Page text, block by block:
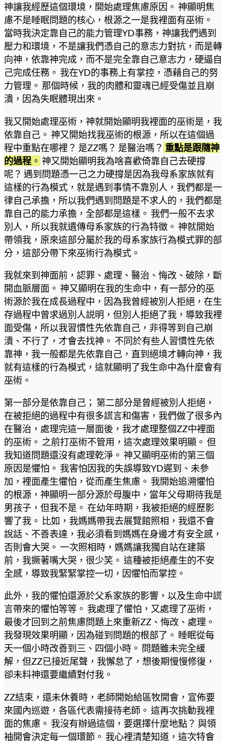
神讓我經歷這個環境，開始處理焦慮原因。 神顯明焦
慮不是睡眠問題的核心，根源之一是我裡面有巫術。
當時我決定靠自己的能力管理YD事務，神讓我們遇到
壓力和環境，不是讓我們憑自己的意志力對抗，而是轉
向神，依靠神完成，而不是完全靠自己意志力，硬逼自
己完成任務。 我在YD的事務上有掌控，憑藉自己的努
力管理。 那個時候，我的肉體和靈魂已經受傷並且崩
潰，因為失眠體現出來。
我又開始處理巫術，神就開始顯明我裡面的巫術是，我
依靠自己。 神又開始找我巫術的根源，所以在這個過
程中重點在哪裡？ 是ZZ嗎？ 是醫治嗎？ 重點是跟隨神
的過程 。 神又開始顯明我為啥喜歡倚靠自己去硬撐
呢？ 遇到問題憑一己之力硬撐是因為我母系家族就有
這樣的行為模式，就是遇到事情不靠別人，我們都是一
律自己承擔，所以我們遇到問題是不求人的，我們都是
靠自己的能力承擔，全部都是這樣。 我們一般不去求
別人，所以我就遺傳母系家族的行為特徵。 神就開始
帶領我，原來這部分屬於我的母系家族行為模式罪的部
分，這部分帶下來巫術行為模式。
我就來到神面前，認罪、處理、醫治、悔改、破除，斷
開血脈層面。 神又顯明在我的生命中，有一部分的巫
術源於我在成長過程中，因為我曾經被別人拒絕，在生
存過程中曾求過別人説明，但別人拒絕了我，導致我裡
面受傷，所以我習慣性先依靠自己，非得等到自己崩
潰、不行了，才會去找神。 不同於有些人習慣性先依
靠神，我一般都是先依靠自己，直到絕境才轉向神，我
就有這樣的行為模式，這就顯明了我生命中為什麼會有
巫術。
第一部分是依靠自己； 第二部分是曾經被別人拒絕，
在被拒絕的過程中有很多謊言和傷害，我們做了很多內
在醫治，處理完這一層面後，我才處理整個ZZ中裡面
的巫術。 之前打巫術不管用，這次處理效果明顯。 但
我知道問題還沒有處理乾淨。 神又顯明巫術的第三個
原因是懼怕。 我害怕因我的失誤導致YD遲到、未參
加，裡面產生懼怕，從而產生焦慮。 我開始追溯懼怕
的根源，神顯明一部分源於母腹中，當年父母期待我是
男孩子，但我不是。 在幼年時期，我被拒絕的經歷影
響了我。 比如，我媽媽帶我去展覽館照相，我還不會
說話、不善表達，我必須看到媽媽在身邊才有安全感，
否則會大哭。 一次照相時，媽媽讓我獨自站在建築
前，我撅著嘴大哭，很少笑。 這種被拒絕產生的不安
全感，導致我緊緊掌控一切，因懼怕而掌控。
此外，我的懼怕還源於父系家族的影響，以及生命中謊
言帶來的懼怕等等。 我處理了懼怕，又處理了巫術，
最後才回到之前焦慮問題上來重新ZZ、悔改、處理。
我發現效果明顯，因為碰到問題的根部了。 睡眠從每
天一個小時改善到三、四個小時。 問題雖未完全緩
解，但ZZ已接近尾聲，我懈怠了，想後期慢慢修復，
卻未料神還要繼續對付我。
ZZ結束，還未休養時，老師開始給區牧開會，宣佈要
來國內巡遊，各區代表需接待老師。 這再次挑動我裡
面的焦慮。 我沒有辦過這個，要選擇什麼地點？ 與領
袖開會決定每一個環節。 我心裡清楚知道，這次特會